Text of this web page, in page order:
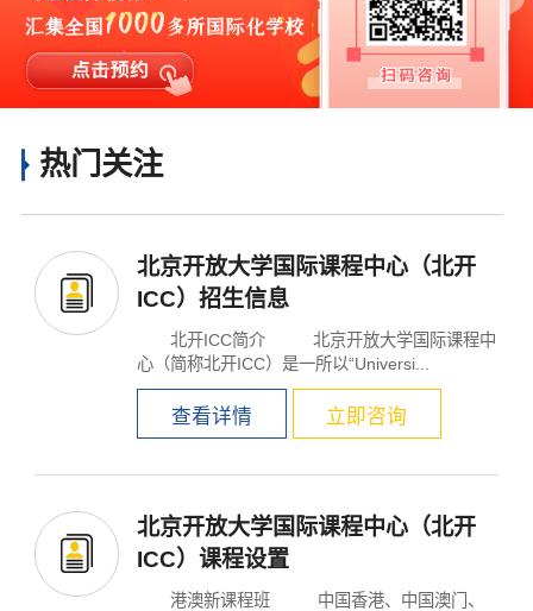
热门关注
北京开放大学国际课程中心（北开
ICC）招生信息
北开ICC简介 北京开放大学国际课程中
心（简称北开ICC）是一所以“Universi...
查看详情 立即咨询
北京开放大学国际课程中心（北开
ICC）课程设置
港澳新课程班 中国香港、中国澳门、